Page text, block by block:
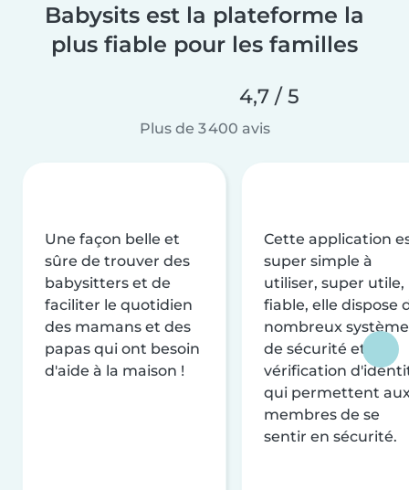
Babysits est la plateforme la
plus fiable pour les familles
4,7 / 5
Plus de 3 400 avis
Une façon belle et
sûre de trouver des
babysitters et de
faciliter le quotidien
des mamans et des
papas qui ont besoin
d'aide à la maison !
Cette application
super simple à
utiliser, super utile,
fiable, elle dispose
nombreux
de sécurité et de
vérification
qui permettent
membres de se
sentir en sécurité.